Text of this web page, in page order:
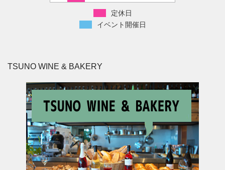
定休日
イベント開催日
TSUNO WINE & BAKERY